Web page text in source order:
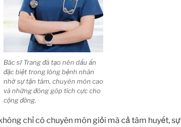
Bác sĩ Trang đã tạo nên dấu ấn
đặc biệt trong lòng bệnh nhân
nhờ sự tận tâm, chuyên môn cao
và những đóng góp tích cực cho
cộng đồng.
chỉ có chuyên môn giỏi mà cả tâm huyết, sự